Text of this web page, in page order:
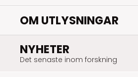
OM UTLYSNINGAR
NYHETER
Det senaste inom forskning